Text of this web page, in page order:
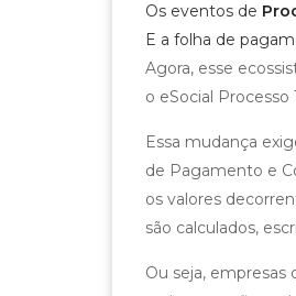
Os eventos de
E a folha de
Agora, esse
o eSocial Processo
Essa mudança
de Pagamento e
os valores
são calculados,
Ou seja,